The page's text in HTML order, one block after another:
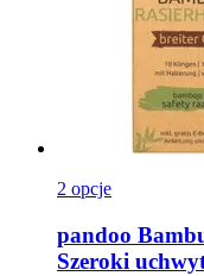
2 opcje
pandoo
Szeroki